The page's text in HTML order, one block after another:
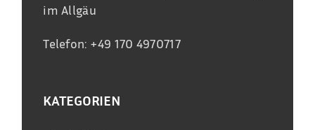
im Allgäu
Telefon: +49 170 4970717
KATEGORIEN